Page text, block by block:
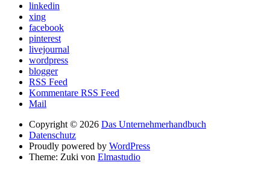
linkedin
xing
facebook
pinterest
livejournal
wordpress
blogger
RSS Feed
Kommentare RSS Feed
Mail
Copyright © 2026 Das Unternehmerhandbuch
Datenschutz
Proudly powered by WordPress
Theme: Zuki von Elmastudio